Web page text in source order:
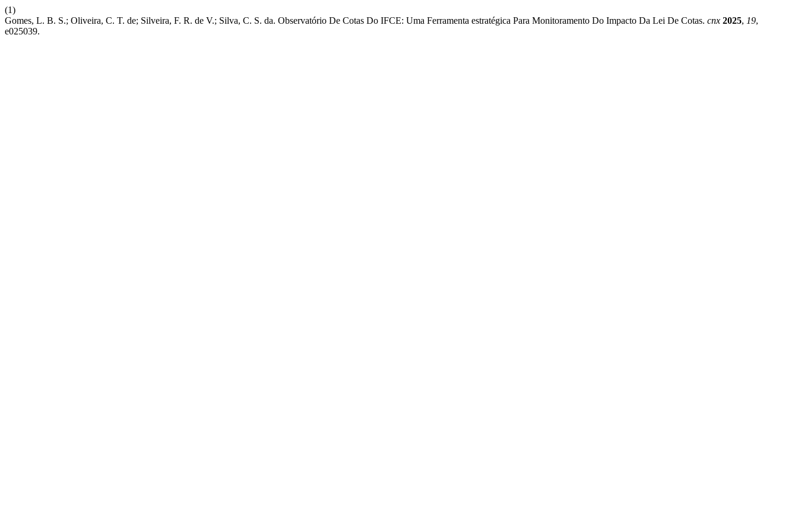
(1)
Gomes, L. B. S.; Oliveira, C. T. de; Silveira, F. R. de V.; Silva, C. S. da. Observatório De Cotas Do IFCE: Uma Ferramenta estratégica Para Monitoramento Do Impacto Da Lei De Cotas. cnx 2025, 19,
e025039.